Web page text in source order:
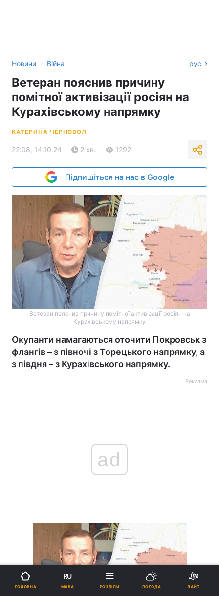
Новини › Війна рус
Ветеран пояснив причину
помітної активізації росіян на
Курахівському напрямку
КАТЕРИНА ЧЕРНОВОЛ
22:08, 14.10.24 2 хв. 1292
Підпишіться на нас в Google
Ветеран пояснив причину помітної активізації росіян на
Курахівському напрямку
Окупанти намагаються оточити Покровськ з
флангів – з півночі з Торецького напрямку, а
з півдня – з Курахівського напрямку.
Реклама
ad
ГОЛОВНА
RU
МОВА РОЗДІЛИ ПОГОДА ЛАЙТ